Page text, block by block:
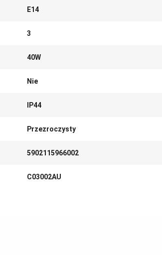
E14
3
40W
Nie
IP44
Przezroczysty
5902115966002
C03002AU